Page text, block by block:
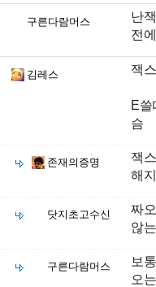
구른다람머스
난
전
김레스 잭
E쓸
슴
존재의증명
잭
해
닷지초고수신
짜
않
구른다람머스
보
오